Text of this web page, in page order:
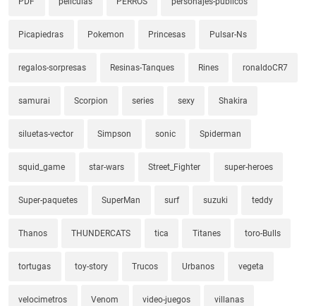
Picapiedras Pokemon Princesas Pulsar-Ns
regalos-sorpresas Resinas-Tanques Rines ronaldoCR7
samurai Scorpion series sexy Shakira
siluetas-vector Simpson sonic Spiderman
squid_game star-wars Street_Fighter super-heroes
Super-paquetes SuperMan surf suzuki teddy
Thanos THUNDERCATS tica Titanes toro-Bulls
tortugas toy-story Trucos Urbanos vegeta
velocimetros Venom video-juegos villanas